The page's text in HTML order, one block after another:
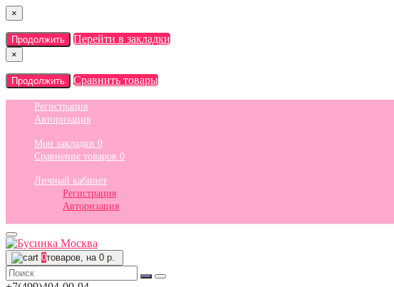
×
Продолжить Перейти в закладки
×
Продолжить Сравнить товары
Регистрация
Авторизация
Мои закладки 0
Сравнение товаров 0
Личный кабинет
Регистрация
Авторизация
0товаров, на 0 р.